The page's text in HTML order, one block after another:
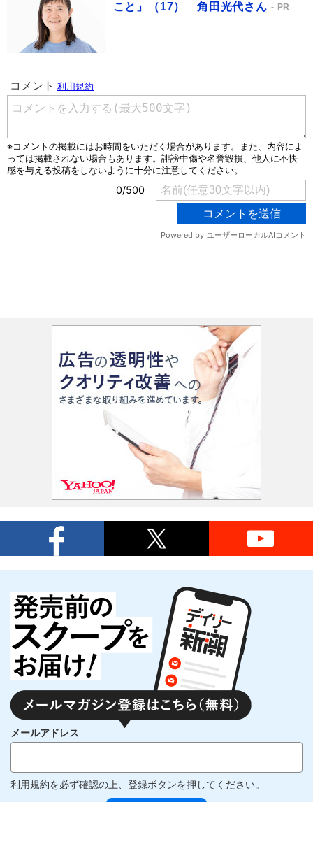
こと」（17） 角田光代さん
PR
メールアドレス
利用規約を必ず確認の上、登録ボタンを押してください。